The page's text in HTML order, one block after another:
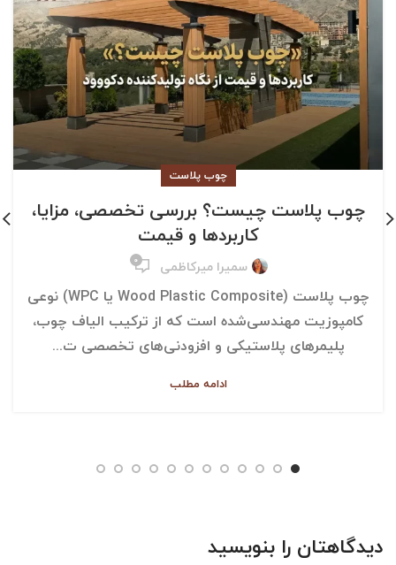
چوب پلاست
چوب پلاست چیست؟ بررسی تخصصی، مزایا،
کاربردها و قیمت
سمیرا میرکاظمی ۰
چوب پلاست (Wood Plastic Composite یا WPC) نوعی
کامپوزیت مهندسی‌شده است که از ترکیب الیاف چوب،
پلیمرهای پلاستیکی و افزودنی‌های تخصصی ت...
ادامه مطلب
دیدگاهتان را بنویسید